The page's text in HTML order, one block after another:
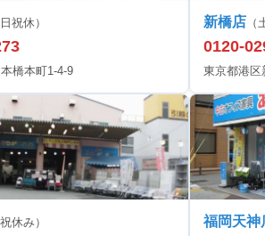
祝休）
橋本町1-4-9
新橋店 （
0120-
東京都港区
休み） 福岡天神